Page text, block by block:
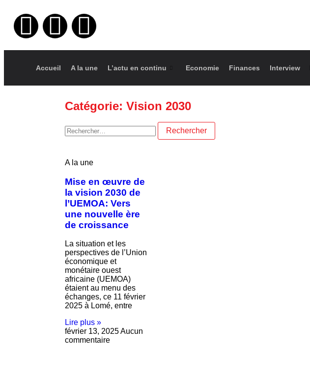
Accueil A la une L’actu en continu Economie Finances Interview
Catégorie: Vision 2030
A la une
Mise en œuvre de
la vision 2030 de
l’UEMOA: Vers
une nouvelle ère
de croissance
La situation et les
perspectives de l’Union
économique et
monétaire ouest
africaine (UEMOA)
étaient au menu des
échanges, ce 11 février
2025 à Lomé, entre
Lire plus »
février 13, 2025Aucun
commentaire